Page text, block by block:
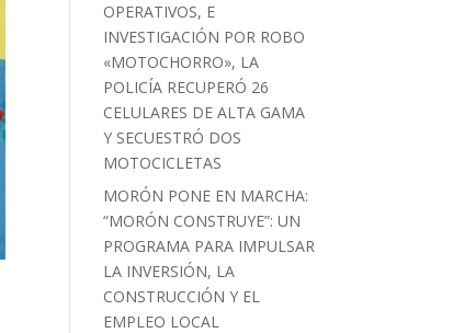
OPERATIVOS, E
INVESTIGACIÓN POR ROBO
«MOTOCHORRO», LA
POLICÍA RECUPERÓ 26
CELULARES DE ALTA GAMA
Y SECUESTRÓ DOS
MOTOCICLETAS
MORÓN PONE EN MARCHA:
“MORÓN CONSTRUYE”: UN
PROGRAMA PARA IMPULSAR
LA INVERSIÓN, LA
CONSTRUCCIÓN Y EL
EMPLEO LOCAL